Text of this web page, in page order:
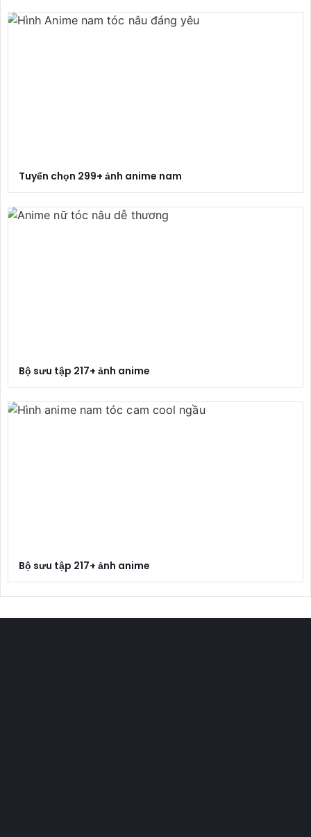
Tuyển chọn 299+ ảnh anime nam
Bộ sưu tập 217+ ảnh anime
Bộ sưu tập 217+ ảnh anime